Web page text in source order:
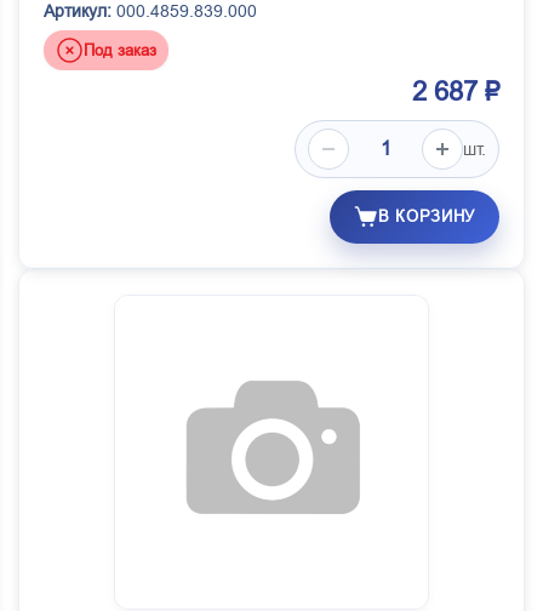
Артикул: 000.4859.839.000
Под заказ
2 687 ₽
шт.
В КОРЗИНУ